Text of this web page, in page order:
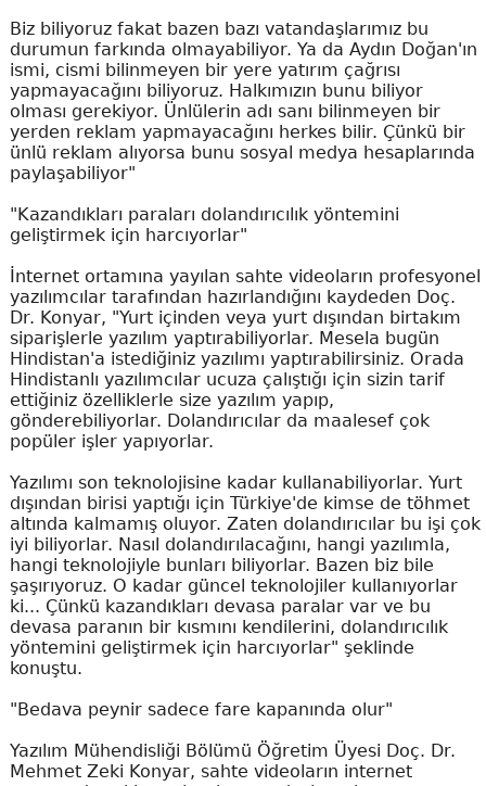
Biz biliyoruz fakat bazen bazı vatandaşlarımız bu
durumun farkında olmayabiliyor. Ya da Aydın Doğan'ın
ismi, cismi bilinmeyen bir yere yatırım çağrısı
yapmayacağını biliyoruz. Halkımızın bunu biliyor
olması gerekiyor. Ünlülerin adı sanı bilinmeyen bir
yerden reklam yapmayacağını herkes bilir. Çünkü bir
ünlü reklam alıyorsa bunu sosyal medya hesaplarında
paylaşabiliyor"
"Kazandıkları paraları dolandırıcılık yöntemini
geliştirmek için harcıyorlar"
İnternet ortamına yayılan sahte videoların profesyonel
yazılımcılar tarafından hazırlandığını kaydeden Doç.
Dr. Konyar, "Yurt içinden veya yurt dışından birtakım
siparişlerle yazılım yaptırabiliyorlar. Mesela bugün
Hindistan'a istediğiniz yazılımı yaptırabilirsiniz. Orada
Hindistanlı yazılımcılar ucuza çalıştığı için sizin tarif
ettiğiniz özelliklerle size yazılım yapıp,
gönderebiliyorlar. Dolandırıcılar da maalesef çok
popüler işler yapıyorlar.
Yazılımı son teknolojisine kadar kullanabiliyorlar. Yurt
dışından birisi yaptığı için Türkiye'de kimse de töhmet
altında kalmamış oluyor. Zaten dolandırıcılar bu işi çok
iyi biliyorlar. Nasıl dolandırılacağını, hangi yazılımla,
hangi teknolojiyle bunları biliyorlar. Bazen biz bile
şaşırıyoruz. O kadar güncel teknolojiler kullanıyorlar
ki... Çünkü kazandıkları devasa paralar var ve bu
devasa paranın bir kısmını kendilerini, dolandırıcılık
yöntemini geliştirmek için harcıyorlar" şeklinde
konuştu.
"Bedava peynir sadece fare kapanında olur"
Yazılım Mühendisliği Bölümü Öğretim Üyesi Doç. Dr.
Mehmet Zeki Konyar, sahte videoların internet